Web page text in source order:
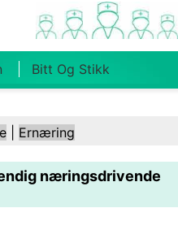
Bitt Og Stikk
Folkehelse Og
Helse
Ernæring
næringsdrivende